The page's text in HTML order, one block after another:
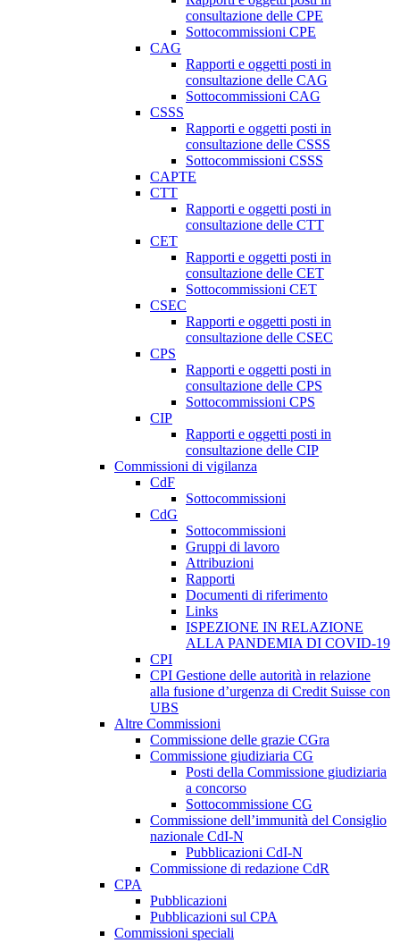
consultazione delle CPE
Sottocommissioni CPE
CAG
Rapporti e oggetti posti in
consultazione delle CAG
Sottocommissioni CAG
CSSS
Rapporti e oggetti posti in
consultazione delle CSSS
Sottocommissioni CSSS
CAPTE
CTT
Rapporti e oggetti posti in
consultazione delle CTT
CET
Rapporti e oggetti posti in
consultazione delle CET
Sottocommissioni CET
CSEC
Rapporti e oggetti posti in
consultazione delle CSEC
CPS
Rapporti e oggetti posti in
consultazione delle CPS
Sottocommissioni CPS
CIP
Rapporti e oggetti posti in
consultazione delle CIP
Commissioni di vigilanza
CdF
Sottocommissioni
CdG
Sottocommissioni
Gruppi di lavoro
Attribuzioni
Rapporti
Documenti di riferimento
Links
ISPEZIONE IN RELAZIONE
ALLA PANDEMIA DI COVID-19
CPI
CPI Gestione delle autorità in relazione
alla fusione d’urgenza di Credit Suisse con
UBS
Altre Commissioni
Commissione delle grazie CGra
Commissione giudiziaria CG
Posti della Commissione giudiziaria
a concorso
Sottocommissione CG
Commissione dell’immunità del Consiglio
nazionale CdI-N
Pubblicazioni CdI-N
Commissione di redazione CdR
CPA
Pubblicazioni
Pubblicazioni sul CPA
Commissioni speciali